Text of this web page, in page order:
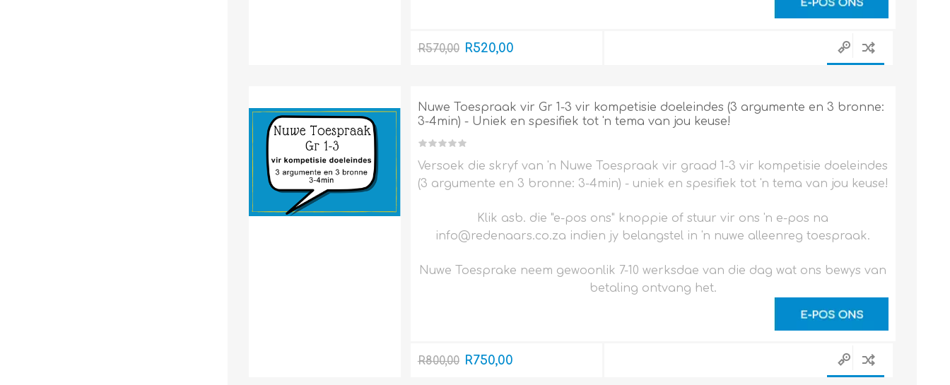
R570,00 R520,00
Nuwe Toespraak vir Gr 1-3 vir kompetisie doeleindes (3 argumente en 3 bronne:
3-4min) - Uniek en spesifiek tot 'n tema van jou keuse!
Versoek die skryf van 'n Nuwe Toespraak vir graad 1-3 vir kompetisie doeleindes
(3 argumente en 3 bronne: 3-4min) - uniek en spesifiek tot 'n tema van jou keuse!
Klik asb. die "e-pos ons" knoppie of stuur vir ons 'n e-pos na
info@redenaars.co.za indien jy belangstel in 'n nuwe alleenreg toespraak.
Nuwe Toesprake neem gewoonlik 7-10 werksdae van die dag wat ons bewys van
betaling ontvang het.
R800,00 R750,00